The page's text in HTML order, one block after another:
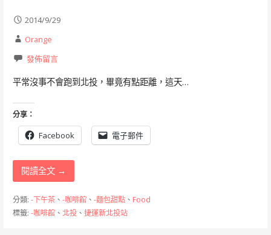
2014/9/29
Orange
發佈留言
平常沒事不會跑到北投，畢竟有點距離，這天…
分享：
Facebook 電子郵件
閱讀全文 →
分類: -下午茶、 -咖啡館、 -麵包甜點、 Food
標籤: -咖啡館、 北投、 捷運新北投站